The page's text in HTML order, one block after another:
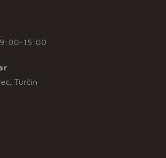
15:00
Turčin